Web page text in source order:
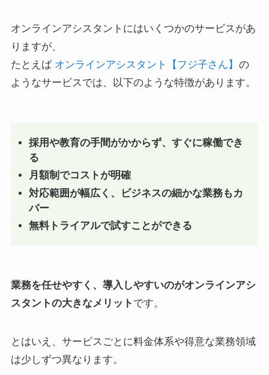
オンラインアシスタントにはいくつかのサービスがあ
りますが、
たとえばオンラインアシスタント【フジ子さん】 の
ようなサービスでは、以下のような特徴があります。
採用や教育の手間がかからず、すぐに稼働でき
る
月額制でコストが明確
対応範囲が幅広く、ビジネスの細かな業務もカ
バー
無料トライアルで試すことができる
業務を任せやすく、導入しやすいのがオンラインアシ
スタントの大きなメリット です。
とはいえ、サービスごとに料金体系や得意な業務領域
は少しずつ異なります。